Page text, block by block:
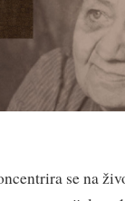
se na